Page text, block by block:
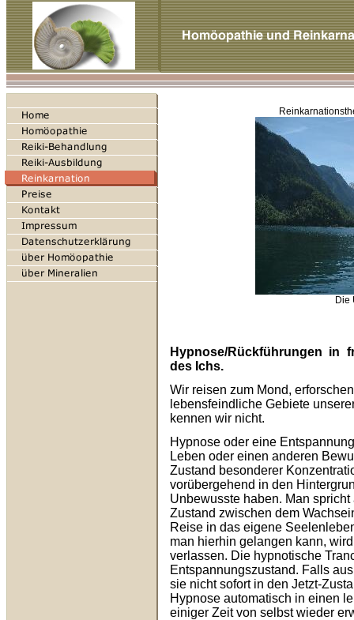
Die
Hypnose/Rückführungen in
des Ichs.
Wir reisen zum Mond,
lebensfeindliche Gebiete
kennen wir nicht.
Hypnose oder eine
Leben oder einen anderen
Zustand besonderer
vorübergehend in den
Unbewusste haben. Man
Zustand zwischen dem
Reise in das eigene
man hierhin gelangen kann,
verlassen. Die hypnotische
Entspannungszustand. Falls
sie nicht sofort in den Jetzt-
Hypnose automatisch in einen
einiger Zeit von selbst wieder